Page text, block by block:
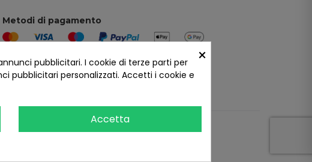
Metodi di pagamento
Seguici sui social ×
pubblicitari. I cookie di terze parti per
pubblicitari personalizzati. Accetti i cookie e
Accetta